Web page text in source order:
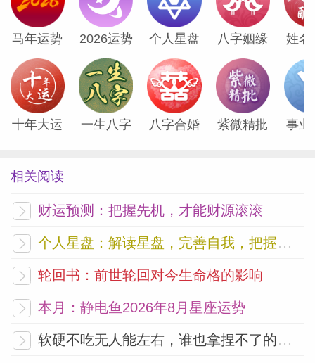
马年运势 2026运势 个人星盘 八字姻缘 姓名
十年大运 一生八字 八字合婚 紫微精批 事业
相关阅读
财运预测：把握先机，才能财源滚滚
个人星盘：解读星盘，完善自我，把握未来
轮回书：前世轮回对今生命格的影响
本月：静电鱼2026年8月星座运势
软硬不吃无人能左右，谁也拿捏不了的三大星座